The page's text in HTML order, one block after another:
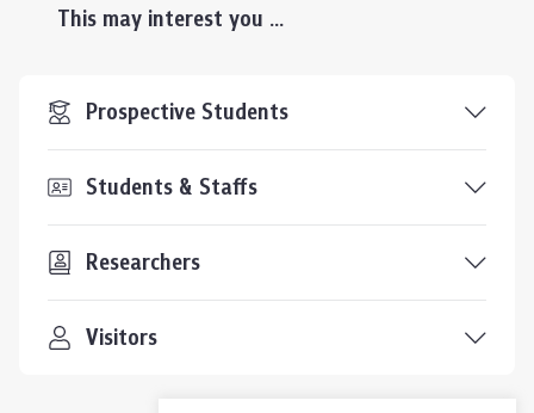
This may interest you ...
Prospective Students
Students & Staffs
Researchers
Visitors